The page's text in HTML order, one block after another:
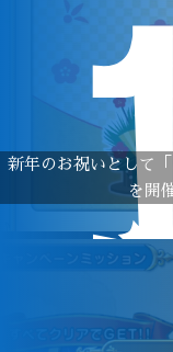
新年のお祝いとして
を開